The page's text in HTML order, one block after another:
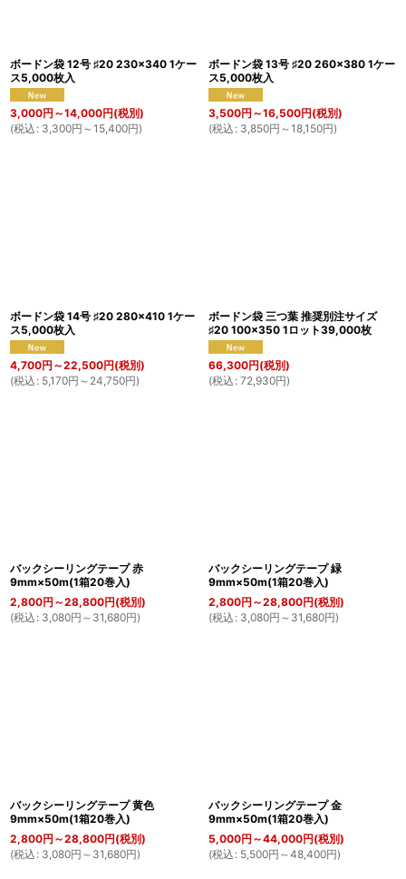
ボードン袋 12号 ♯20 230×340 1ケー
ス5,000枚入
3,000円 ～14,000円(税別)
(税込 : 3,300円 ～15,400円)
ボードン袋 13号 ♯20 260×380 1ケー
ス5,000枚入
3,500円 ～16,500円(税別)
(税込 : 3,850円 ～18,150円)
ボードン袋 14号 ♯20 280×410 1ケー
ス5,000枚入
4,700円 ～22,500円(税別)
(税込 : 5,170円 ～24,750円)
ボードン袋 三つ葉 推奨別注サイズ
♯20 100×350 1ロット39,000枚
66,300円(税別)
(税込 : 72,930円)
バックシーリングテープ 赤
9mm×50m(1箱20巻入)
2,800円 ～28,800円(税別)
(税込 : 3,080円 ～31,680円)
バックシーリングテープ 緑
9mm×50m(1箱20巻入)
2,800円 ～28,800円(税別)
(税込 : 3,080円 ～31,680円)
バックシーリングテープ 黄色
9mm×50m(1箱20巻入)
2,800円 ～28,800円(税別)
(税込 : 3,080円 ～31,680円)
バックシーリングテープ 金
9mm×50m(1箱20巻入)
5,000円 ～44,000円(税別)
(税込 : 5,500円 ～48,400円)